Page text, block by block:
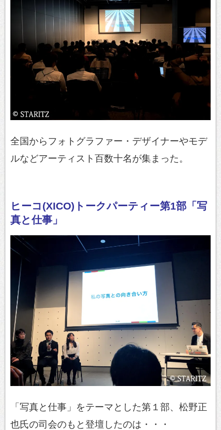
全国からフォトグラファー・デザイナーやモデ
ルなどアーティスト百数十名が集まった。
ヒーコ(XICO)トークパーティー第1部「写
真と仕事」
「写真と仕事」をテーマとした第１部、松野正
也氏の司会のもと登壇したのは・・・